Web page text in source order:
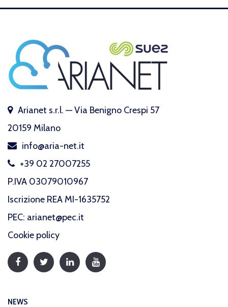
Arianet s.r.l. — Via Benigno Crespi 57
20159 Milano
info@aria-net.it
+39 02 27007255
P.IVA 03079010967
Iscrizione REA MI-1635752
PEC: arianet@pec.it
Cookie policy
NEWS